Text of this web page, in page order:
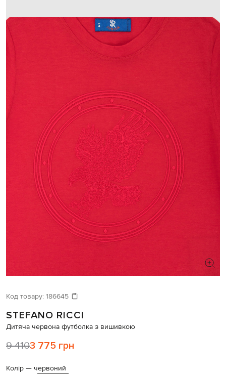
Код товару: 186645
STEFANO RICCI
Дитяча червона футболка з вишивкою
9 4103 775 грн
Колір — червоний